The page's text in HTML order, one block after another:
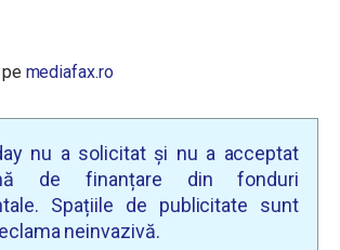
mediafax.ro
nu a solicitat și nu a acceptat
de finanțare din fonduri
Spațiile de publicitate sunt
neinvazivă.